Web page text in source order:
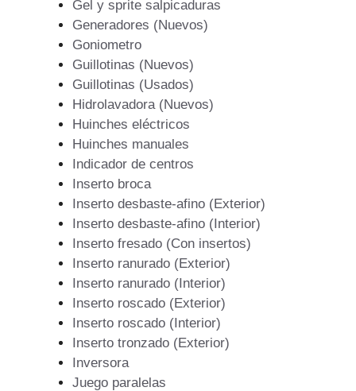
Gel y sprite salpicaduras
Generadores (Nuevos)
Goniometro
Guillotinas (Nuevos)
Guillotinas (Usados)
Hidrolavadora (Nuevos)
Huinches eléctricos
Huinches manuales
Indicador de centros
Inserto broca
Inserto desbaste-afino (Exterior)
Inserto desbaste-afino (Interior)
Inserto fresado (Con insertos)
Inserto ranurado (Exterior)
Inserto ranurado (Interior)
Inserto roscado (Exterior)
Inserto roscado (Interior)
Inserto tronzado (Exterior)
Inversora
Juego paralelas